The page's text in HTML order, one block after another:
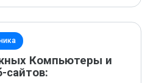
Компьютеры и
сайтов: